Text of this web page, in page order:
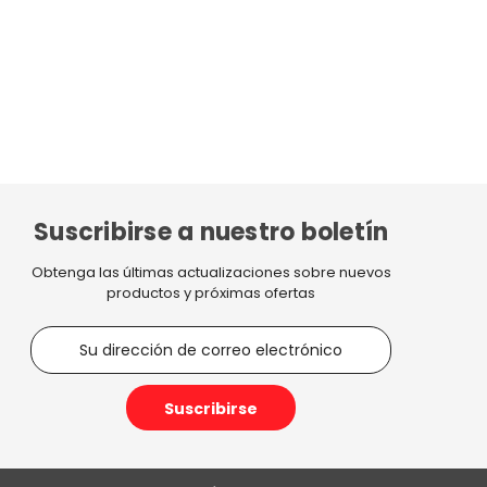
Suscribirse a nuestro boletín
Obtenga las últimas actualizaciones sobre nuevos
productos y próximas ofertas
D
i
i